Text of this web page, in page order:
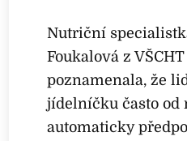
Nutriční
Foukalová z
poznamenala, že
jídelníčku často od
automaticky